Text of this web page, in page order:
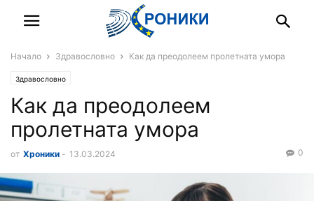
Начало Здравословно Как да преодолеем пролетната умора
Здравословно
Как да преодолеем
пролетната умора
от Хроники - 13.03.2024 0